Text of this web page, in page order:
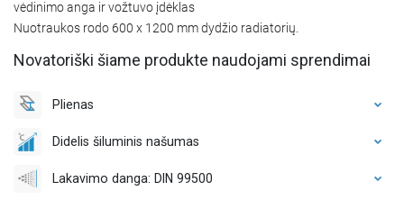
vėdinimo anga ir vožtuvo įdėklas
Nuotraukos rodo 600 x 1200 mm dydžio radiatorių.
Novatoriški šiame produkte naudojami sprendimai
Plienas
Didelis šiluminis našumas
Lakavimo danga: DIN 99500